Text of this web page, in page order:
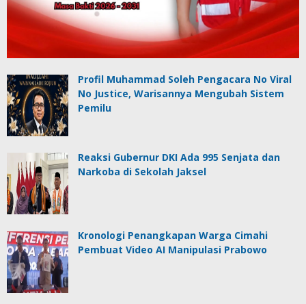
Profil Muhammad Soleh Pengacara No Viral
No Justice, Warisannya Mengubah Sistem
Pemilu
Reaksi Gubernur DKI Ada 995 Senjata dan
Narkoba di Sekolah Jaksel
Kronologi Penangkapan Warga Cimahi
Pembuat Video AI Manipulasi Prabowo